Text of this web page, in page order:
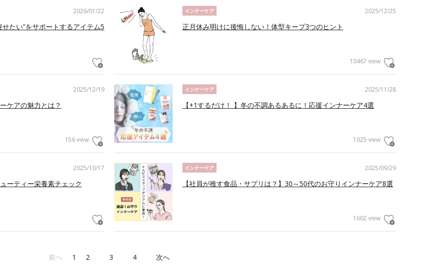
2026/01/22
たい”をサポートするアイテム5
2025/12/25
インナーケア
正月休み明けに後悔しない！体型キープ3つのヒント
10467 view
2025/12/19
ケアの魅力とは？
156 view
2025/11/28
インナーケア
【+1するだけ！ 】冬の不調あるあるに！応援インナーケア4選
1025 view
2025/10/17
ーティー栄養素チェック
2025/09/29
インナーケア
【社員が推す食品・サプリは？】30～50代のお守りインナーケア8選
1602 view
前へ 1 2 3 4 次へ